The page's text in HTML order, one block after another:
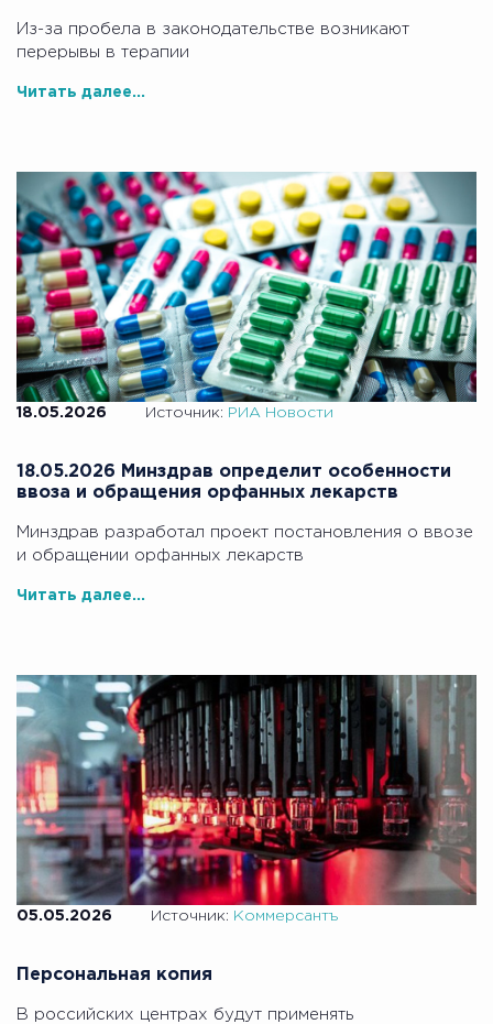
Из-за пробела в законодательстве возникают
перерывы в терапии
Читать далее...
18.05.2026 Источник: РИА Новости
18.05.2026 Минздрав определит особенности
ввоза и обращения орфанных лекарств
Минздрав разработал проект постановления о ввозе
и обращении орфанных лекарств
Читать далее...
05.05.2026 Источник: Коммерсантъ
Персональная копия
В российских центрах будут применять